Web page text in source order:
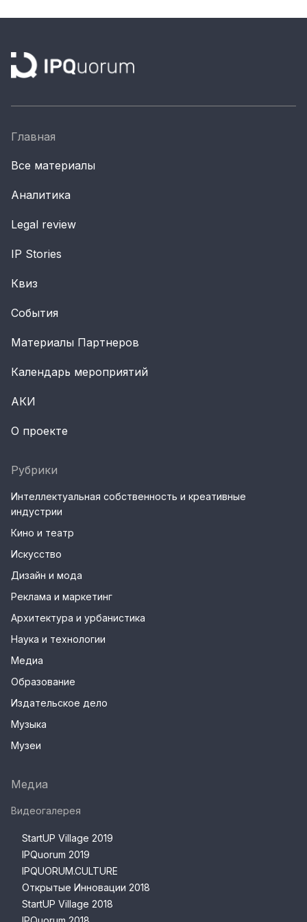
АКИ
Artists / Художники.РФ
Цифровой Сарафан
Главная
Все материалы
Аналитика
Legal review
IP Stories
Квиз
События
Материалы Партнеров
Календарь мероприятий
АКИ
О проекте
Рубрики
Интеллектуальная собственность и креативные
индустрии
Кино и театр
Искусство
Дизайн и мода
Реклама и маркетинг
Архитектура и урбанистика
Наука и технологии
Медиа
Образование
Издательское дело
Музыка
Музеи
Медиа
Видеогалерея
StartUP Village 2019
IPQuorum 2019
IPQUORUM.CULTURE
Открытые Инновации 2018
StartUP Village 2018